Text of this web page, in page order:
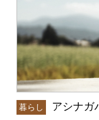
暮らし アシナガ